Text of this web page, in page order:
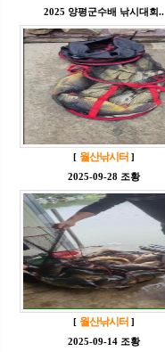
2025 양평군수배 낚시대회..
[ 월산낚시터 ]
2025-09-28 조황
[ 월산낚시터 ]
2025-09-14 조황